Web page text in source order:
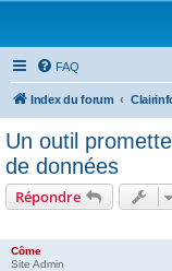
FAQ
Index du forum
Un outil
de données
Répondre
Côme
Site Admin